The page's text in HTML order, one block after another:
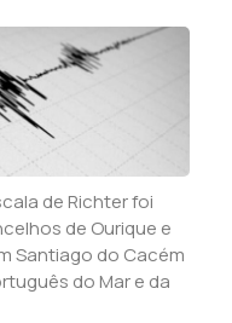
de Richter foi
de Ourique e
Santiago do Cacém
do Mar e da